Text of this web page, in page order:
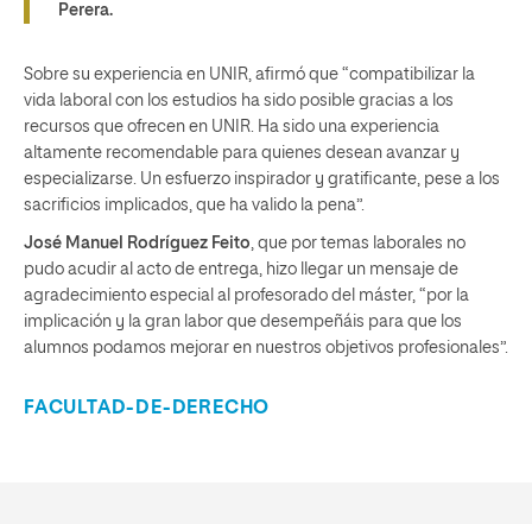
Perera.
Sobre su experiencia en UNIR, afirmó que “compatibilizar la
vida laboral con los estudios ha sido posible gracias a los
recursos que ofrecen en UNIR. Ha sido una experiencia
altamente recomendable para quienes desean avanzar y
especializarse. Un esfuerzo inspirador y gratificante, pese a los
sacrificios implicados, que ha valido la pena”.
José Manuel Rodríguez Feito, que por temas laborales no
pudo acudir al acto de entrega, hizo llegar un mensaje de
agradecimiento especial al profesorado del máster, “por la
implicación y la gran labor que desempeñáis para que los
alumnos podamos mejorar en nuestros objetivos profesionales”.
FACULTAD-DE-DERECHO